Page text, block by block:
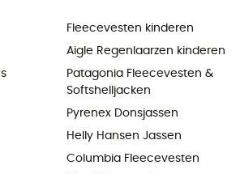
Fleecevesten kinderen
Aigle Regenlaarzen kinderen
Patagonia Fleecevesten &
Softshelljacken
Pyrenex Donsjassen
Helly Hansen Jassen
Columbia Fleecevesten